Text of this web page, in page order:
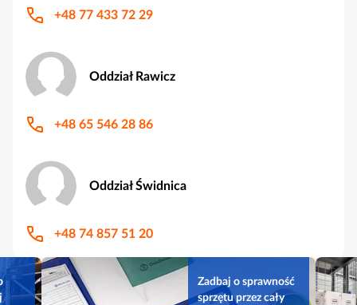
+48 77 433 72 29
Oddział Rawicz
+48 65 546 28 86
Oddział Świdnica
+48 74 857 51 20
Zadbaj o sprawność
sprzętu przez cały